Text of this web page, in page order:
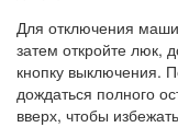
Для отключения
затем откройте люк,
кнопку выключения.
дождаться полного
вверх, чтобы